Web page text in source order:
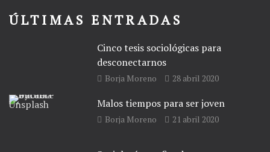
ÚLTIMAS ENTRADAS
Cinco tesis sociológicas para
desconectarnos
Borja Moreno 28 abril 2020
Malos tiempos para ser joven
Borja Moreno 21 abril 2020